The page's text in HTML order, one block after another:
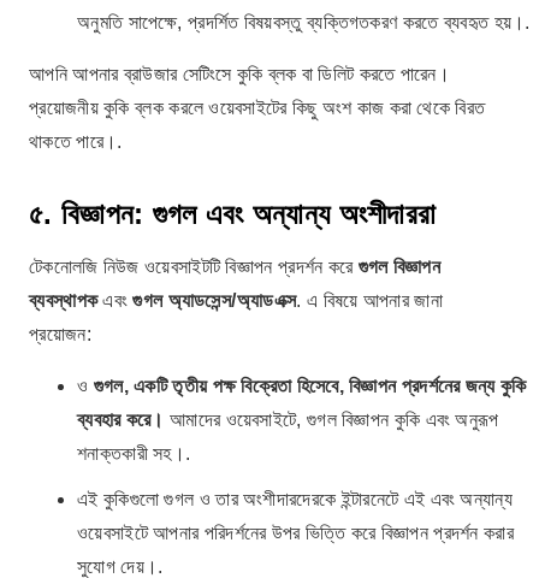
অনুমতি সাপেক্ষে, প্রদর্শিত বিষয়বস্তু ব্যক্তিগতকরণ করতে ব্যবহৃত হয়।.
আপনি আপনার ব্রাউজার সেটিংসে কুকি ব্লক বা ডিলিট করতে পারেন।
প্রয়োজনীয় কুকি ব্লক করলে ওয়েবসাইটের কিছু অংশ কাজ করা থেকে বিরত
থাকতে পারে।.
৫. বিজ্ঞাপন: গুগল এবং অন্যান্য অংশীদাররা
টেকনোলজি নিউজ ওয়েবসাইটটি বিজ্ঞাপন প্রদর্শন করে গুগল বিজ্ঞাপন
ব্যবস্থাপকএবংগুগল অ্যাডসেন্স/অ্যাডএক্স. এ বিষয়ে আপনার জানা
প্রয়োজন:
ও গুগল, একটি তৃতীয় পক্ষ বিক্রেতা হিসেবে, বিজ্ঞাপন প্রদর্শনের জন্য কুকি
ব্যবহার করে। আমাদের ওয়েবসাইটে, গুগল বিজ্ঞাপন কুকি এবং অনুরূপ
শনাক্তকারী সহ।.
এই কুকিগুলো গুগল ও তার অংশীদারদেরকে ইন্টারনেটে এই এবং অন্যান্য
ওয়েবসাইটে আপনার পরিদর্শনের উপর ভিত্তি করে বিজ্ঞাপন প্রদর্শন করার
সুযোগ দেয়।.